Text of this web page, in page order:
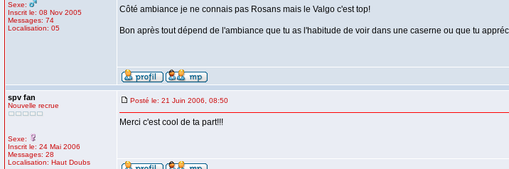
Sexe:
Inscrit le: 08 Nov 2005
Messages: 74
Localisation: 05
Côté ambiance je ne connais pas Rosans mais le Valgo c'est top!
Bon après tout dépend de l'ambiance que tu as l'habitude de voir dans une caserne ou que tu
spv fan
Nouvelle recrue
Sexe:
Inscrit le: 24 Mai 2006
Messages: 28
Localisation: Haut Doubs
Posté le: 21 Juin 2006, 08:50
Merci c'est cool de ta part!!!